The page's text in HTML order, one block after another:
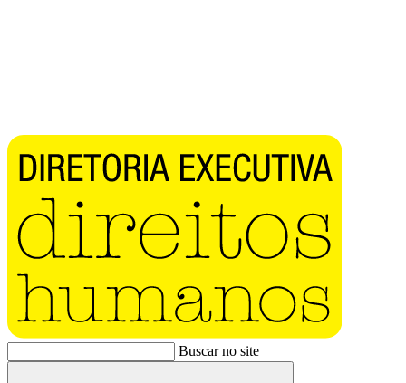
Buscar no site